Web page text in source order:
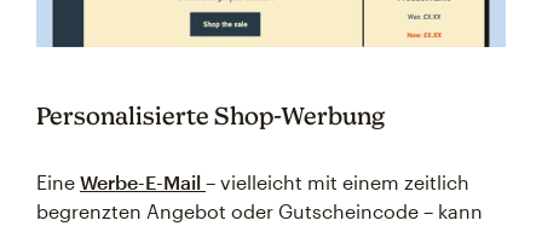
Personalisierte Shop-Werbung
Eine Werbe-E-Mail – vielleicht mit einem zeitlich
begrenzten Angebot oder Gutscheincode – kann